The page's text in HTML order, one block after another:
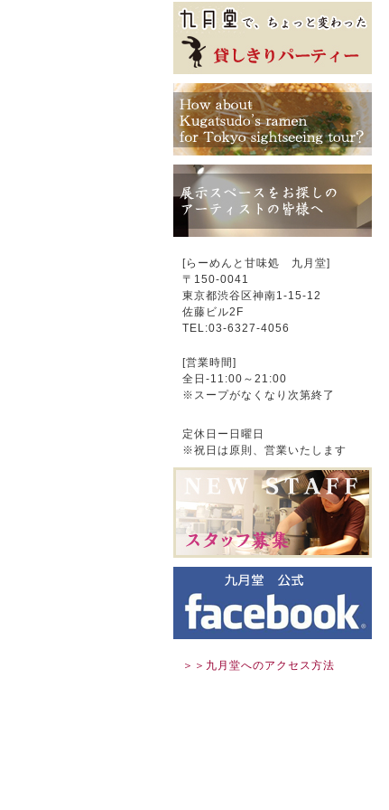
[らーめんと甘味処 九月堂]
〒 150-0041
東京都渋谷区神南1-15-12
佐藤ビル2F
TEL:03-6327-4056
[営業時間]
全日-11:00～21:00
※スープがなくなり次第終了
定休日ー日曜日
※祝日は原則、営業いたします
＞＞九月堂へのアクセス方法